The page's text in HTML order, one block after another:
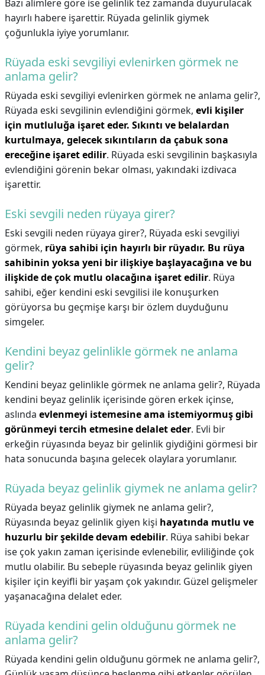
Bazı alimlere göre ise gelinlik tez zamanda duyurulacak
hayırlı habere işarettir. Rüyada gelinlik giymek
çoğunlukla iyiye yorumlanır.
Rüyada eski sevgiliyi evlenirken görmek ne
anlama gelir?
Rüyada eski sevgiliyi evlenirken görmek ne anlama gelir?,
Rüyada eski sevgilinin evlendiğini görmek, evli kişiler
için mutluluğa işaret eder. Sıkıntı ve belalardan
kurtulmaya, gelecek sıkıntıların da çabuk sona
ereceğine işaret edilir. Rüyada eski sevgilinin başkasıyla
evlendiğini görenin bekar olması, yakındaki izdivaca
işarettir.
Eski sevgili neden rüyaya girer?
Eski sevgili neden rüyaya girer?, Rüyada eski sevgiliyi
görmek, rüya sahibi için hayırlı bir rüyadır. Bu rüya
sahibinin yoksa yeni bir ilişkiye başlayacağına ve bu
ilişkide de çok mutlu olacağına işaret edilir. Rüya
sahibi, eğer kendini eski sevgilisi ile konuşurken
görüyorsa bu geçmişe karşı bir özlem duyduğunu
simgeler.
Kendini beyaz gelinlikle görmek ne anlama
gelir?
Kendini beyaz gelinlikle görmek ne anlama gelir?, Rüyada
kendini beyaz gelinlik içerisinde gören erkek içinse,
aslında evlenmeyi istemesine ama istemiyormuş gibi
görünmeyi tercih etmesine delalet eder. Evli bir
erkeğin rüyasında beyaz bir gelinlik giydiğini görmesi bir
hata sonucunda başına gelecek olaylara yorumlanır.
Rüyada beyaz gelinlik giymek ne anlama gelir?
Rüyada beyaz gelinlik giymek ne anlama gelir?,
Rüyasında beyaz gelinlik giyen kişi hayatında mutlu ve
huzurlu bir şekilde devam edebilir. Rüya sahibi bekar
ise çok yakın zaman içerisinde evlenebilir, evliliğinde çok
mutlu olabilir. Bu sebeple rüyasında beyaz gelinlik giyen
kişiler için keyifli bir yaşam çok yakındır. Güzel gelişmeler
yaşanacağına delalet eder.
Rüyada kendini gelin olduğunu görmek ne
anlama gelir?
Rüyada kendini gelin olduğunu görmek ne anlama gelir?,